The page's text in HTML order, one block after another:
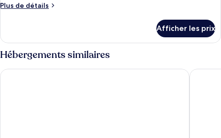
Plus de détails
Plus
Chambre
Afficher les prix
Hébergements similaires
The Cityview - Chinese YMCA of Hong Kong